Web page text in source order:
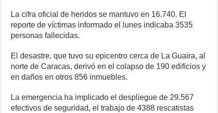
o
k
p
er
k
La cifra oficial de heridos se mantuvo en 16.740. El
reporte de víctimas informado el lunes indicaba 3535
personas fallecidas.
El desastre, que tuvo su epicentro cerca de La Guaira, al
norte de Caracas, derivó en el colapso de 190 edificios y
en daños en otros 856 inmuebles.
La emergencia ha implicado el despliegue de 29.567
efectivos de seguridad, el trabajo de 4388 rescatistas